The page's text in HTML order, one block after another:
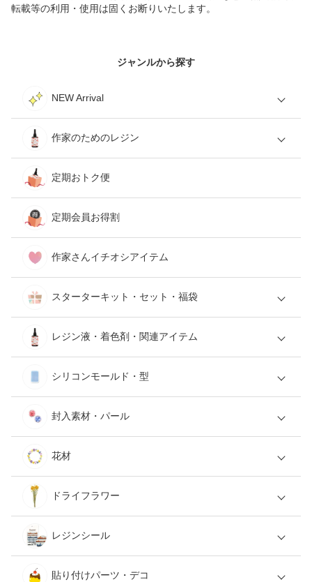
転載等の利用・使用は固くお断りいたします。
ジャンルから探す
NEW Arrival
作家のためのレジン
定期おトク便
定期会員お得割
作家さんイチオシアイテム
スターターキット・セット・福袋
レジン液・着色剤・関連アイテム
シリコンモールド・型
封入素材・パール
花材
ドライフラワー
レジンシール
貼り付けパーツ・デコ